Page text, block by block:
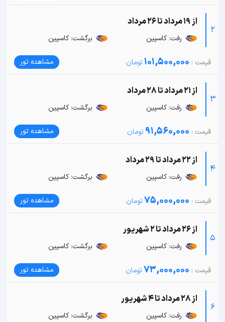
2
از 19 مرداد تا 26 مرداد
رفت: کاسپین برگشت: کاسپین
101,500,000 مشاهده تور
3
از 21 مرداد تا 28 مرداد
رفت: کاسپین برگشت: کاسپین
91,560,000 مشاهده تور
4
از 22 مرداد تا 29 مرداد
رفت: کاسپین برگشت: کاسپین
75,000,000 مشاهده تور
5
از 26 مرداد تا 2 شهریور
رفت: کاسپین برگشت: کاسپین
73,000,000 مشاهده تور
6
از 28 مرداد تا 4 شهریور
رفت: کاسپین برگشت: کاسپین